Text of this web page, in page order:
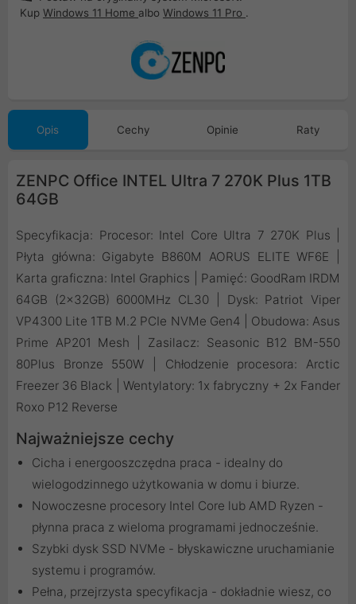
Kup Windows 11 Home albo Windows 11 Pro .
Opis Cechy Opinie Raty
ZENPC Office INTEL Ultra 7 270K Plus 1TB
64GB
Specyfikacja: Procesor: Intel Core Ultra 7 270K Plus |
Płyta główna: Gigabyte B860M AORUS ELITE WF6E |
Karta graficzna: Intel Graphics | Pamięć: GoodRam IRDM
64GB (2x32GB) 6000MHz CL30 | Dysk: Patriot Viper
VP4300 Lite 1TB M.2 PCIe NVMe Gen4 | Obudowa: Asus
Prime AP201 Mesh | Zasilacz: Seasonic B12 BM-550
80Plus Bronze 550W | Chłodzenie procesora: Arctic
Freezer 36 Black | Wentylatory: 1x fabryczny + 2x Fander
Roxo P12 Reverse
Najważniejsze cechy
Cicha i energooszczędna praca - idealny do
wielogodzinnego użytkowania w domu i biurze.
Nowoczesne procesory Intel Core lub AMD Ryzen -
płynna praca z wieloma programami jednocześnie.
Szybki dysk SSD NVMe - błyskawiczne uruchamianie
systemu i programów.
Pełna, przejrzysta specyfikacja - dokładnie wiesz, co